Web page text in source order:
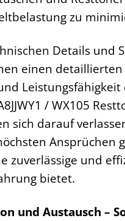
zu
Details und
einen
Leistungsfähigkeit
/ WX105
sich darauf
Ansprüchen
zuverlässige und
bietet.
und Austausch –